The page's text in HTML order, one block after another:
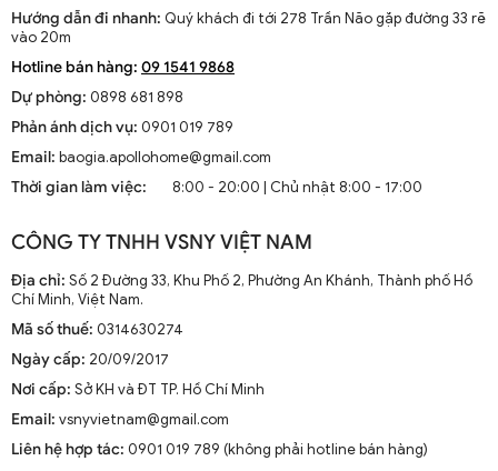
Hướng dẫn đi nhanh: Quý khách đi tới 278 Trần Não gặp đường 33 rẽ
vào 20m
Hotline bán hàng: 09 1541 9868
Dự phòng: 0898 681 898
Phản ánh dịch vụ: 0901 019 789
Email: baogia.apollohome@gmail.com
Thời gian làm việc:
8:00 - 20:00 | Chủ nhật 8:00 - 17:00
CÔNG TY TNHH VSNY VIỆT NAM
Địa chỉ: Số 2 Đường 33, Khu Phố 2, Phường An Khánh, Thành phố Hồ
Chí Minh, Việt Nam.
Mã số thuế: 0314630274
Ngày cấp: 20/09/2017
Nơi cấp: Sở KH và ĐT TP. Hồ Chí Minh
Email: vsnyvietnam@gmail.com
Liên hệ hợp tác: 0901 019 789 (không phải hotline bán hàng)